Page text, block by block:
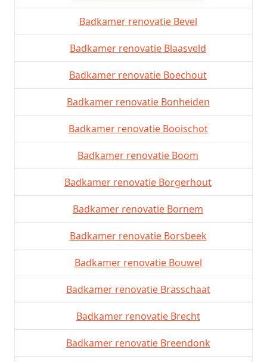
Badkamer renovatie Bevel
Badkamer renovatie Blaasveld
Badkamer renovatie Boechout
Badkamer renovatie Bonheiden
Badkamer renovatie Booischot
Badkamer renovatie Boom
Badkamer renovatie Borgerhout
Badkamer renovatie Bornem
Badkamer renovatie Borsbeek
Badkamer renovatie Bouwel
Badkamer renovatie Brasschaat
Badkamer renovatie Brecht
Badkamer renovatie Breendonk